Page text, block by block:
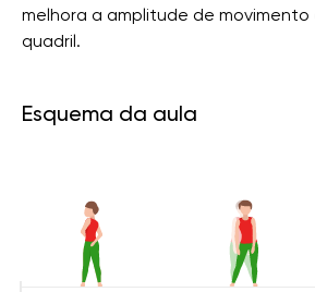
melhora a amplitude de
quadril.
Esquema da aula